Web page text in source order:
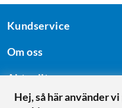
Kundservice
Om oss
Aktuellt
Hej, så här använder